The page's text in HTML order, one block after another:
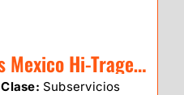
cors Mexico Hi-Traget 1 Año
Clase: Subservicios